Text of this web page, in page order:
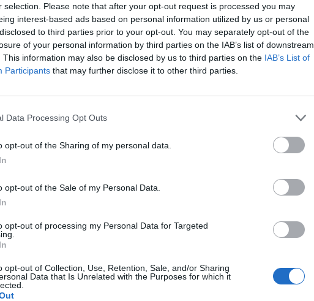
selection. Please note that after your opt-out request is processed you may
interest-based ads based on personal information utilized by us or personal
to third parties prior to your opt-out. You may separately opt-out of the
of your personal information by third parties on the IAB’s list of downstream
This information may also be disclosed by us to third parties on the IAB’s List of
Participants that may further disclose it to other third parties.
Data Processing Opt Outs
opt-out of the Sharing of my personal data.
opt-out of the Sale of my Personal Data.
opt-out of processing my Personal Data for Targeted
opt-out of Collection, Use, Retention, Sale, and/or Sharing
Data that Is Unrelated with the Purposes for which it
do presidente da FADU, Diogo Braz, e do presidente da Direção-Geral da
as 8h00 e as 20h00 e reúne 196 atletas universitários, em
nacionais, contando ainda com 15 oficiais e delegados inscritos.
em Piscina Longa. Depois de 147 atletas inscritos em 2021/2022, em
no Porto, 115 em 2023/2024, no Funchal, e 179 em 2024/2025,
recebe agora um total de 196 atletas.
esta evolução reflete o crescimento da modalidade no contexto
o papel de Coimbra e da Associação Académica de Coimbra na promoção
nacional.
Rebelo, que recentemente estabeleceu novos máximos de
Internacional de Lisboa nas provas de 100 e 200 metros.